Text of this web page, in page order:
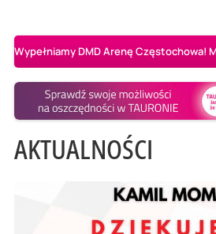
Wypełniamy DMD Arenę Częstochowa!
AKTUALNOŚCI